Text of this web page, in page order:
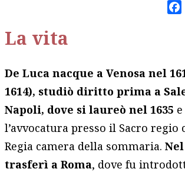
La vita
De Luca nacque a Venosa nel
1614), studiò diritto prima a
Napoli, dove si laureò nel 1635
l’avvocatura presso il Sacro regio
Regia camera della sommaria.
trasferì a Roma, dove fu